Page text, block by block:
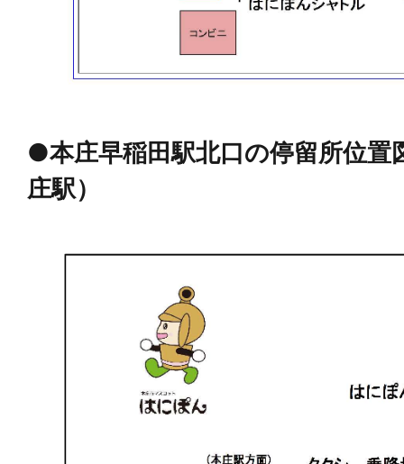
●本庄早稲田駅北口の停留所位
庄駅）